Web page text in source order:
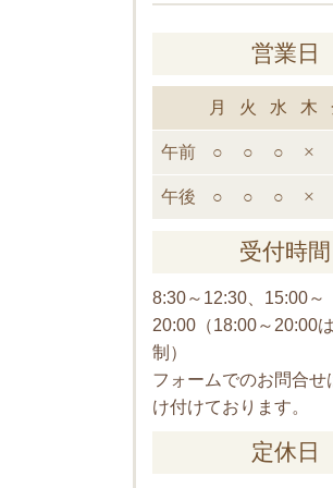
営業日
月 火 水 木
午前 ○ ○ ○ ×
午後 ○ ○ ○ ×
受付時間
8:30～12:30、15:00～
20:00（18:00～20:00
制）
フォームでのお問合せ
け付けております。
定休日